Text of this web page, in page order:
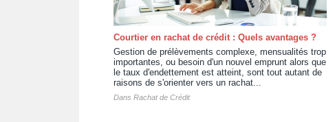
Courtier en rachat de crédit : Quels avantages ?
Gestion de prélèvements complexe, mensualités trop
importantes, ou besoin d'un nouvel emprunt alors que
le taux d'endettement est atteint, sont tout autant de
raisons de s'orienter vers un rachat...
Dans Rachat de Crédit